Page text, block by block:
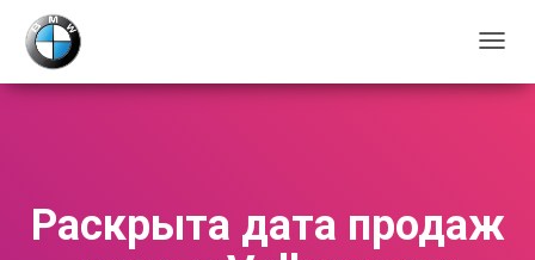
Е
Ч
И
Раскрыта дата продаж